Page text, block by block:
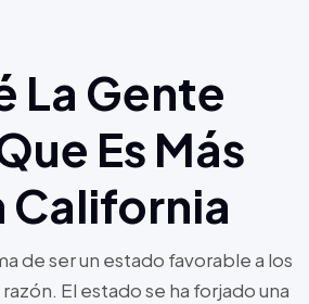
La Gente
Es Más
California
de ser un estado favorable a los
El estado se ha forjado una